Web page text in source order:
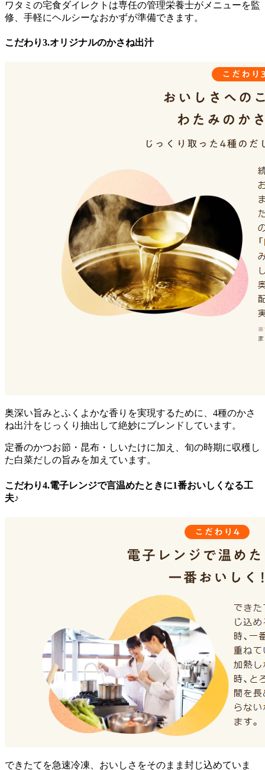
ワタミの宅食ダイレクトは専任の管理栄養士がメニューを監
修、手軽にヘルシーなおかずが準備できます。
こだわり3.オリジナルのかさね出汁
奥深い旨みとふくよかな香りを実現するために、4種のかさ
ね出汁をじっくり抽出して絶妙にブレンド しています。
定番のかつお節・昆布・しいたけに加え、旬の時期に収穫し
た白菜だしの旨みを加えています。
こだわり4.電子レンジで言温めたときに1番おいしくなる工
夫♪
できたてを急速冷凍、おいしさをそのまま封じ込めていま